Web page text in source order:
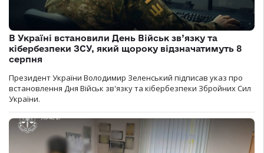
В Україні встановили День Військ зв’язку та
кібербезпеки ЗСУ, який щороку відзначатимуть 8
серпня
Президент України Володимир Зеленський підписав указ про
встановлення Дня Військ зв'язку та кібербезпеки Збройних Сил
України.